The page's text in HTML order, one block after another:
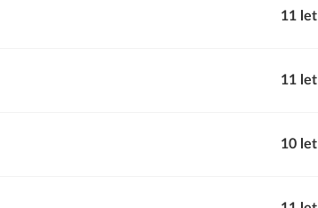
11 let
11 let
10 let